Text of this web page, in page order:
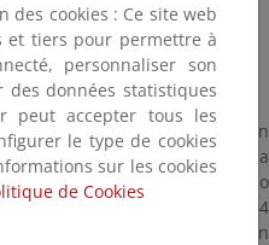
rocosos, que le garantizan
ave muy atrevida que no duda
mayor tamaño que él cuando
sin razón aparente. Mide 64
muy grande y poderoso. Es un
des cookies : Ce site web
et tiers pour permettre à
personnaliser son
données statistiques
peut accepter tous les
le type de cookies
sur les cookies
de Cookies